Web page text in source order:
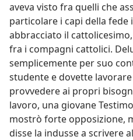
aveva visto fra quelli che
particolare i capi della fede
abbracciato il
fra i compagni cattolici.
semplicemente per suo
studente e dovette
provvedere ai propri
lavoro, una giovane
mostrò forte opposizione,
disse la indusse a scrivere